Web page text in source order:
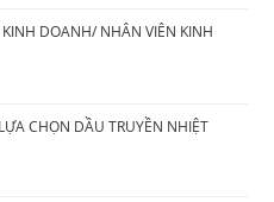
DOANH/ NHÂN VIÊN KINH
CHỌN DẦU TRUYỀN NHIỆT